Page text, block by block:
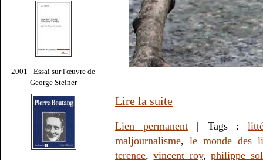
2001 - Essai sur l'œuvre de
George Steiner
Lire la suite
Lien permanent| Tags :
maljournalisme,le monde des
terence,vincent roy,philippe